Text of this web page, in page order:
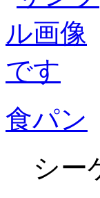
食パン
シー